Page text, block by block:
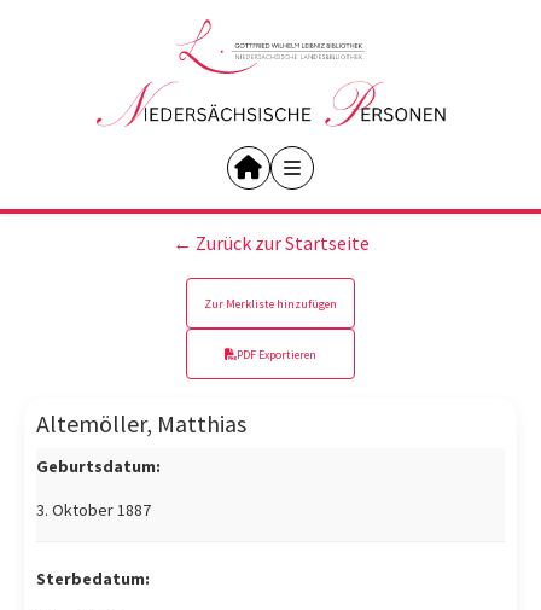
← Zurück zur Startseite
Zur Merkliste hinzufügen
PDF Exportieren
Altemöller, Matthias
Geburtsdatum:
3. Oktober 1887
Sterbedatum: